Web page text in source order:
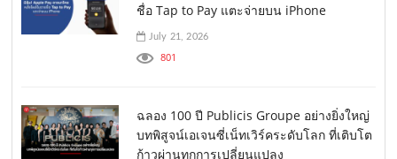
ชื่อ Tap to Pay แตะจ่ายบน iPhone
July 21, 2026
801
ฉลอง 100 ปี Publicis Groupe อย่างยิ่งใหญ่
บทพิสูจน์เอเจนซี่เน็ทเวิร์คระดับโลก ที่เติบโต
ก้าวผ่านทุกการเปลี่ยนแปลง